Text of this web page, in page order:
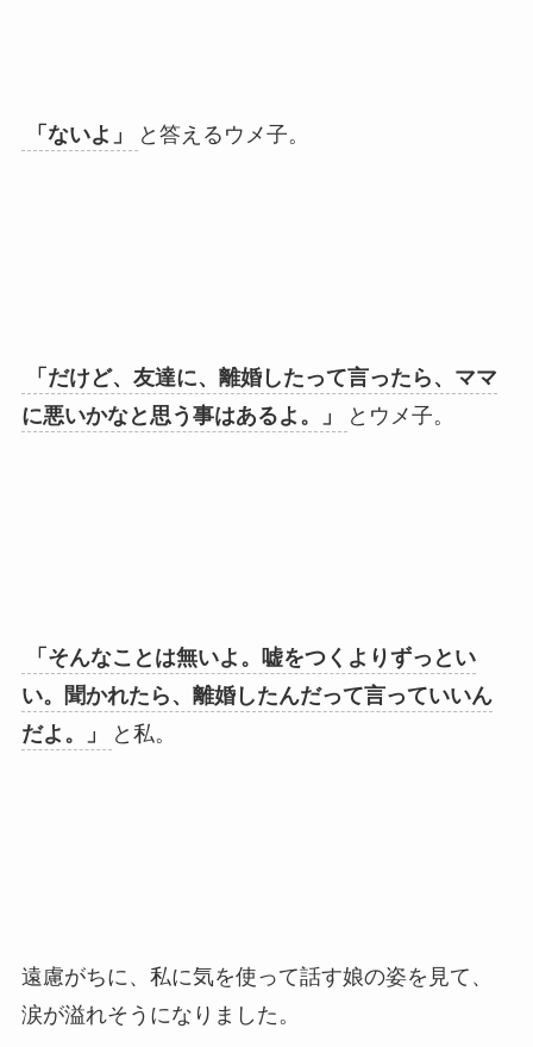
「ないよ」 と答えるウメ子。
「だけど、友達に、離婚したって言ったら、ママ
に悪いかなと思う事はあるよ。」
とウメ子。
「そんなことは無いよ。嘘をつくよりずっとい
い。聞かれたら、離婚したんだって言っていいん
だよ。」
と私。
遠慮がちに、私に気を使って話す娘の姿を見て、
涙が溢れそうになりました。